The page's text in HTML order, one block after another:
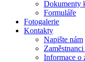
Dokumenty
Formuláře
Fotogalerie
Kontakty
Napište nám
Informace o